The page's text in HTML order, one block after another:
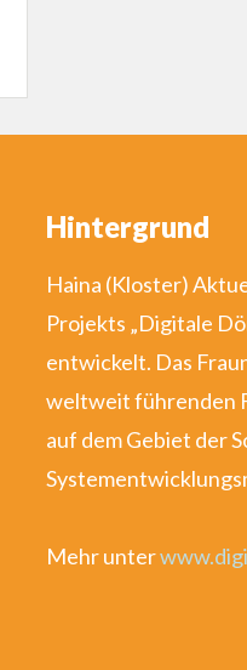
Hintergrund
Haina (Kloster)
Projekts „Digitale
entwickelt. Das
weltweit führenden
auf dem Gebiet der
Mehr unter